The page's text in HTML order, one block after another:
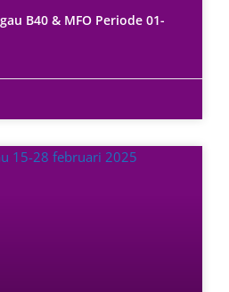
B40 & MFO Periode 01-